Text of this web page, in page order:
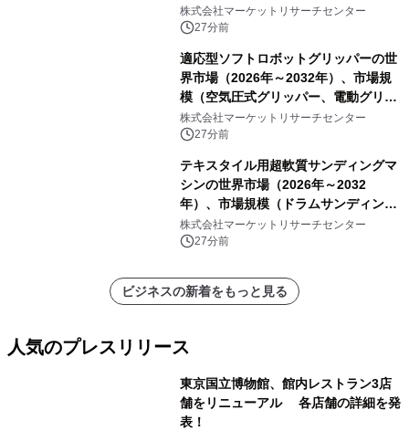
ム）・分析レポートを発表
株式会社マーケットリサーチセンター
27分前
適応型ソフトロボットグリッパーの世
界市場（2026年～2032年）、市場規
模（空気圧式グリッパー、電動グリッ
パー）・分析レポートを発表
株式会社マーケットリサーチセンター
27分前
テキスタイル用超軟質サンディングマ
シンの世界市場（2026年～2032
年）、市場規模（ドラムサンディング
マシン、ジェットサンディングマシ
ン、ローラーサンディングマシン、そ
株式会社マーケットリサーチセンター
27分前
ビジネスの新着をもっと見る
人気のプレスリリース
東京国立博物館、館内レストラン3店
舗をリニューアル 各店舗の詳細を発
表！